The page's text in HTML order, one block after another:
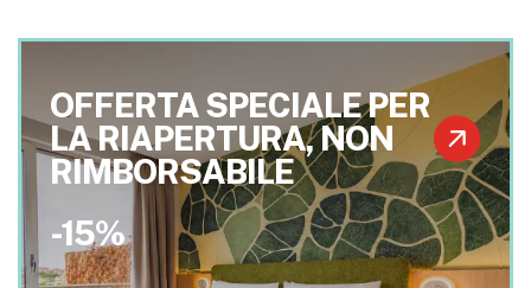
OFFERTA SPECIALE PER
LA RIAPERTURA, NON
RIMBORSABILE
-15%